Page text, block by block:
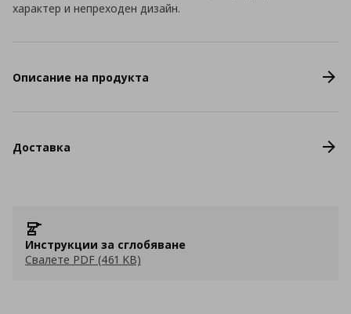
характер и непреходен дизайн.
Описание на продукта
Доставка
Инструкции за сглобяване
Свалете PDF (461 KB)